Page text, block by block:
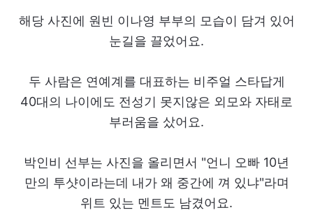
해당 사진에 원빈 이나영 부부의 모습이 담겨 있어
눈길을 끌었어요.
두 사람은 연예계를 대표하는 비주얼 스타답게
40대의 나이에도 전성기 못지않은 외모와 자태로
부러움을 샀어요.
박인비 선부는 사진을 올리면서 "언니 오빠 10년
만의 투샷이라는데 내가 왜 중간에 껴 있냐"라며
위트 있는 멘트도 남겼어요.